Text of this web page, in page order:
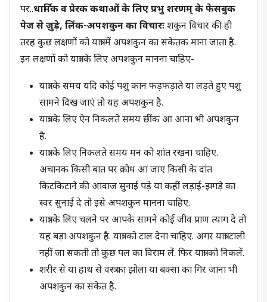
पर..धार्मिक व प्रेरक कथाओं के लिए प्रभु शरणम् के फेसबुक
पेज से जु़ड़े, लिंक-अपशकुन का विचारःशकुन विचार की ही
तरह कुछ लक्षणों को यात्रा में अपशकुन का संकेतक माना जाता है.
इन लक्षणों को यात्रा के लिए अपशकुन मानना चाहिए-
यात्रा के समय यदि कोई पशु कान फड़फड़ाते या लड़ते हुए पशु
सामने दिख जाएं तो यह अपशकुन है.
यात्रा के लिए ऐन निकलते समय छींक आ आना भी अपशकुन
है.
यात्रा के लिए निकलते समय मन को शांत रखना चाहिए.
अचानक किसी बात पर क्रोध आ जाए किसी के दांत
किटकिटाने की आवाज सुनाई पड़े या कहीं लड़ाई-झगड़े का
स्वर सुनाई दे तो इसे अपशकुन मानना चाहिए.
यात्रा के लिए चलने पर आपके सामने कोई जीव प्राण त्याग दे तो
यह बड़ा अपशकुन है. यात्रा को टाल देना चाहिए. अगर यात्रा टाली
नहीं जा सकती तो कुछ पल का विराम लें. फिर यात्रा को निकलें.
शरीर से या हाथ से वस्त्र का झोला या बक्सा का गिर जाना भी
अपशकुन का संकेत है.